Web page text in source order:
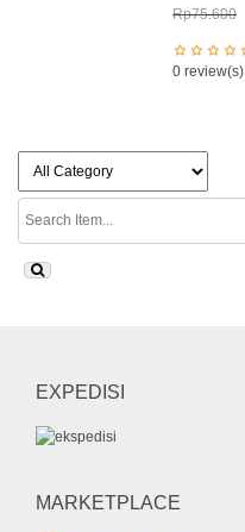
Rp75.600
0 review(s)
EXPEDISI
MARKETPLACE